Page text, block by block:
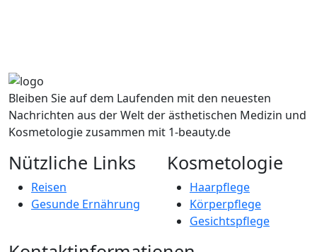
Bleiben Sie auf dem Laufenden mit den neuesten
Nachrichten aus der Welt der ästhetischen Medizin und
Kosmetologie zusammen mit 1-beauty.de
Nützliche Links
Reisen
Gesunde Ernährung
Kosmetologie
Haarpflege
Körperpflege
Gesichtspflege